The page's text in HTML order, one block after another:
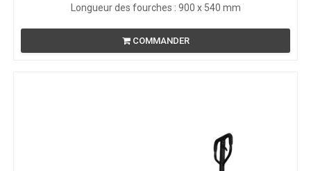
Longueur des fourches : 900 x 540 mm
COMMANDER